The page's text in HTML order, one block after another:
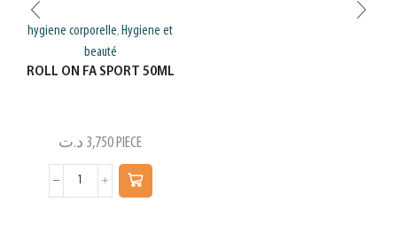
hygiene corporelle, Hygiene et
beauté
ROLL ON FA SPORT 50ML
3,750 د.ت PIECE